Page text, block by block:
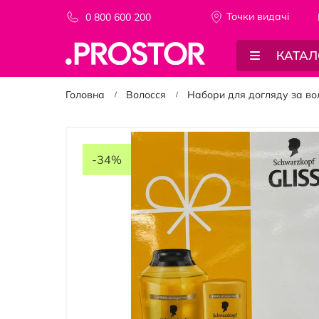
0 800 600 200 Точки видачi
Головна Волосся Набори для догляду за
галереї
-34%